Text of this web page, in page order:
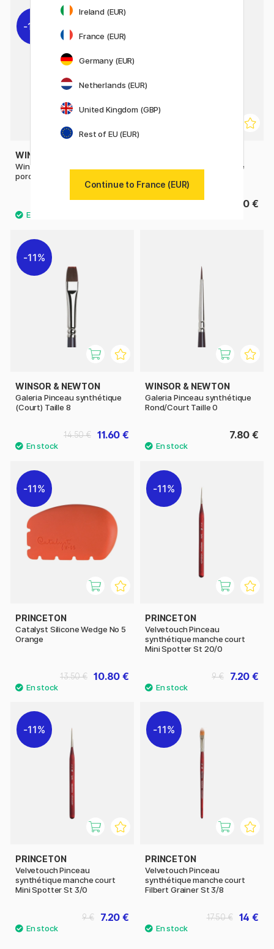
11%
WINSOR & NEWTON
Winton Pinceau en soie de
porc Taille 6
7.84 €
Winton Pinceau en soie de
22.90 €
11%
WINSOR & NEWTON
Galeria Pinceau synthétique
(Court) Taille 8
11.60 €
14.50 €
WINSOR & NEWTON
Galeria Pinceau synthétique
Rond/Court Taille 0
7.80 €
11%
PRINCETON
Catalyst Silicone Wedge No 5
Orange
10.80 €
13.50 €
11%
PRINCETON
Velvetouch Pinceau
synthétique manche court
Mini Spotter St 20/0
7.20 €
9 €
11%
PRINCETON
Velvetouch Pinceau
synthétique manche court
Mini Spotter St 3/0
7.20 €
9 €
11%
PRINCETON
Velvetouch Pinceau
synthétique manche court
Filbert Grainer St 3/8
14 €
17.50 €
Ireland (EUR)
France (EUR)
Germany (EUR)
Netherlands (EUR)
United Kingdom (GBP)
Rest of EU (EUR)
Continue to France (EUR)